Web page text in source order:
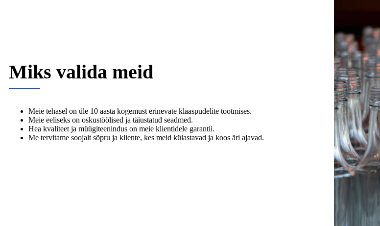
Miks valida meid
Meie tehasel on üle 10 aasta kogemust erinevate klaaspudelite tootmises.
Meie eeliseks on oskustöölised ja täiustatud seadmed.
Hea kvaliteet ja müügiteenindus on meie klientidele garantii.
Me tervitame soojalt sõpru ja kliente, kes meid külastavad ja koos äri ajavad.